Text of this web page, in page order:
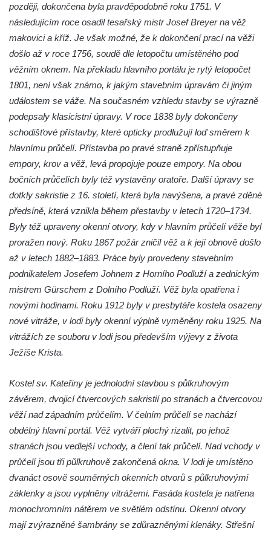
Kostel svatého Augustina v Lužici
Márnice na hřbitově v Lužici
Kostel svatého Martina v Kozlech
Márnice na hřbitově v Kozlech
Kaple v Oparnu
Protestantský (evangelicko-luterský) kostel
Crostau
Kaple Nanebevstoupení Panny Marie ve
Svitavě
Výklenková kaple Piety ve Svojkově
Kostel svatého Vavřince v Okounově
Kostel svatých Petra a Pavla v Semilech
Kostel Nanebevzetí Panny Marie (St. Mariä
Himmelfahrt) v Schirgiswalde
Kostel svaté Máří Magdaleny u hradu
Krasíkov
Kaple Olivetské hory pod věží kostela
svatého Michaela Archanděla v Bochově
Kostel Zvěstování Panny Marie v Duchcově
Výklenková kaple v Teplické ulici u stadionu
v Duchcově
Evangelický kostel v Duchcově
Kostel svatých Petra a Pavla v Jeníkově
Kaple svaté Anny v Jeníkově
Kaple Panny Marie v Lahošti
Kaple svatého Jana Nepomuckého v
Lahošti
později, dokončena byla pravděpodobně roku 1751. V
následujícím roce osadil tesařský mistr Josef Breyer na věž
makovici a kříž. Je však možné, že k dokončení prací na věži
došlo až v roce 1756, soudě dle letopočtu umístěného pod
věžním oknem. Na překladu hlavního portálu je rytý letopočet
1801, není však známo, k jakým stavebním úpravám či jiným
událostem se váže. Na současném vzhledu stavby se výrazně
podepsaly klasicistní úpravy. V roce 1838 byly dokončeny
schodišťové přístavby, které opticky prodlužují loď směrem k
hlavnímu průčelí. Přístavba po pravé straně zpřístupňuje
empory, krov a věž, levá propojuje pouze empory. Na obou
bočních průčelích byly též vystavěny oratoře. Další úpravy se
dotkly sakristie z 16. století, která byla navýšena, a pravé zděné
předsíně, která vznikla během přestavby v letech 1720–1734.
Byly též upraveny okenní otvory, kdy v hlavním průčelí věže byl
proražen nový. Roku 1867 požár zničil věž a k její obnově došlo
až v letech 1882–1883. Práce byly provedeny stavebním
podnikatelem Josefem Johnem z Horního Podluží a zednickým
mistrem Gürschem z Dolního Podluží. Věž byla opatřena i
novými hodinami. Roku 1912 byly v presbytáře kostela osazeny
nové vitráže, v lodi byly okenní výplně vyměněny roku 1925. Na
vitrážích ze souboru v lodi jsou především výjevy z života
Ježíše Krista.
Kostel sv. Kateřiny je jednolodní stavbou s půlkruhovým
závěrem, dvojicí čtvercových sakristií po stranách a čtvercovou
věží nad západním průčelím. V čelním průčelí se nachází
obdélný hlavní portál. Věž vytváří plochý rizalit, po jehož
stranách jsou vedlejší vchody, a člení tak průčelí. Nad vchody v
průčelí jsou tři půlkruhově zakončená okna. V lodi je umístěno
dvanáct osově souměrných okenních otvorů s půlkruhovými
záklenky a jsou vyplněny vitrážemi. Fasáda kostela je natřena
monochromním nátěrem ve světlém odstínu. Okenní otvory
mají zvýrazněné šambrány se zdůrazněnými klenáky. Střešní